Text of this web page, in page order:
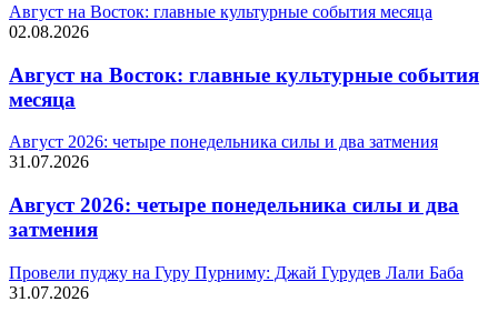
Август на Восток: главные культурные события месяца
02.08.2026
Август на Восток: главные культурные события
месяца
Август 2026: четыре понедельника силы и два затмения
31.07.2026
Август 2026: четыре понедельника силы и два
затмения
Провели пуджу на Гуру Пурниму: Джай Гурудев Лали Баба
31.07.2026